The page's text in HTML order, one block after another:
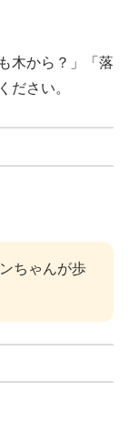
木から？」「落
ださい。
ちゃんが歩